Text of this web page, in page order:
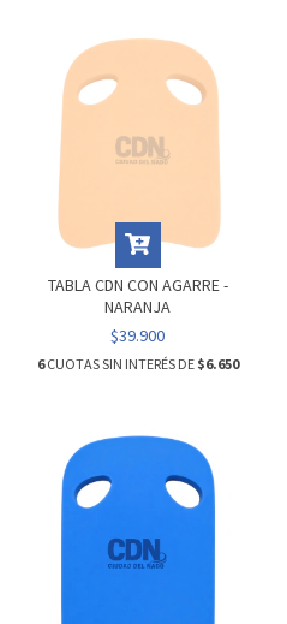
TABLA CDN CON AGARRE -
NARANJA
$39.900
6CUOTAS SIN INTERÉS DE $6.650